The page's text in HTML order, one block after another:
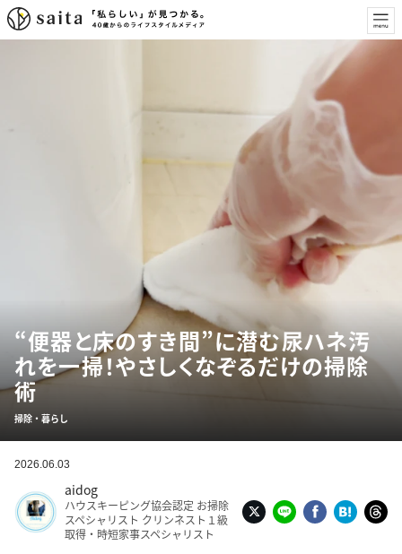
“便器と床のすき間”に潜む尿ハネ汚
れを一掃！やさしくなぞるだけの掃除
術
掃除・暮らし
2026.06.03
aidog
ハウスキーピング協会認定 お掃除
スペシャリスト クリンネスト１級
取得・時短家事スペシャリスト